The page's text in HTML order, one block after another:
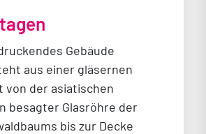
Gebäude
aus einer gläsernen
von der asiatischen
besagter Glasröhre der
bis zur Decke